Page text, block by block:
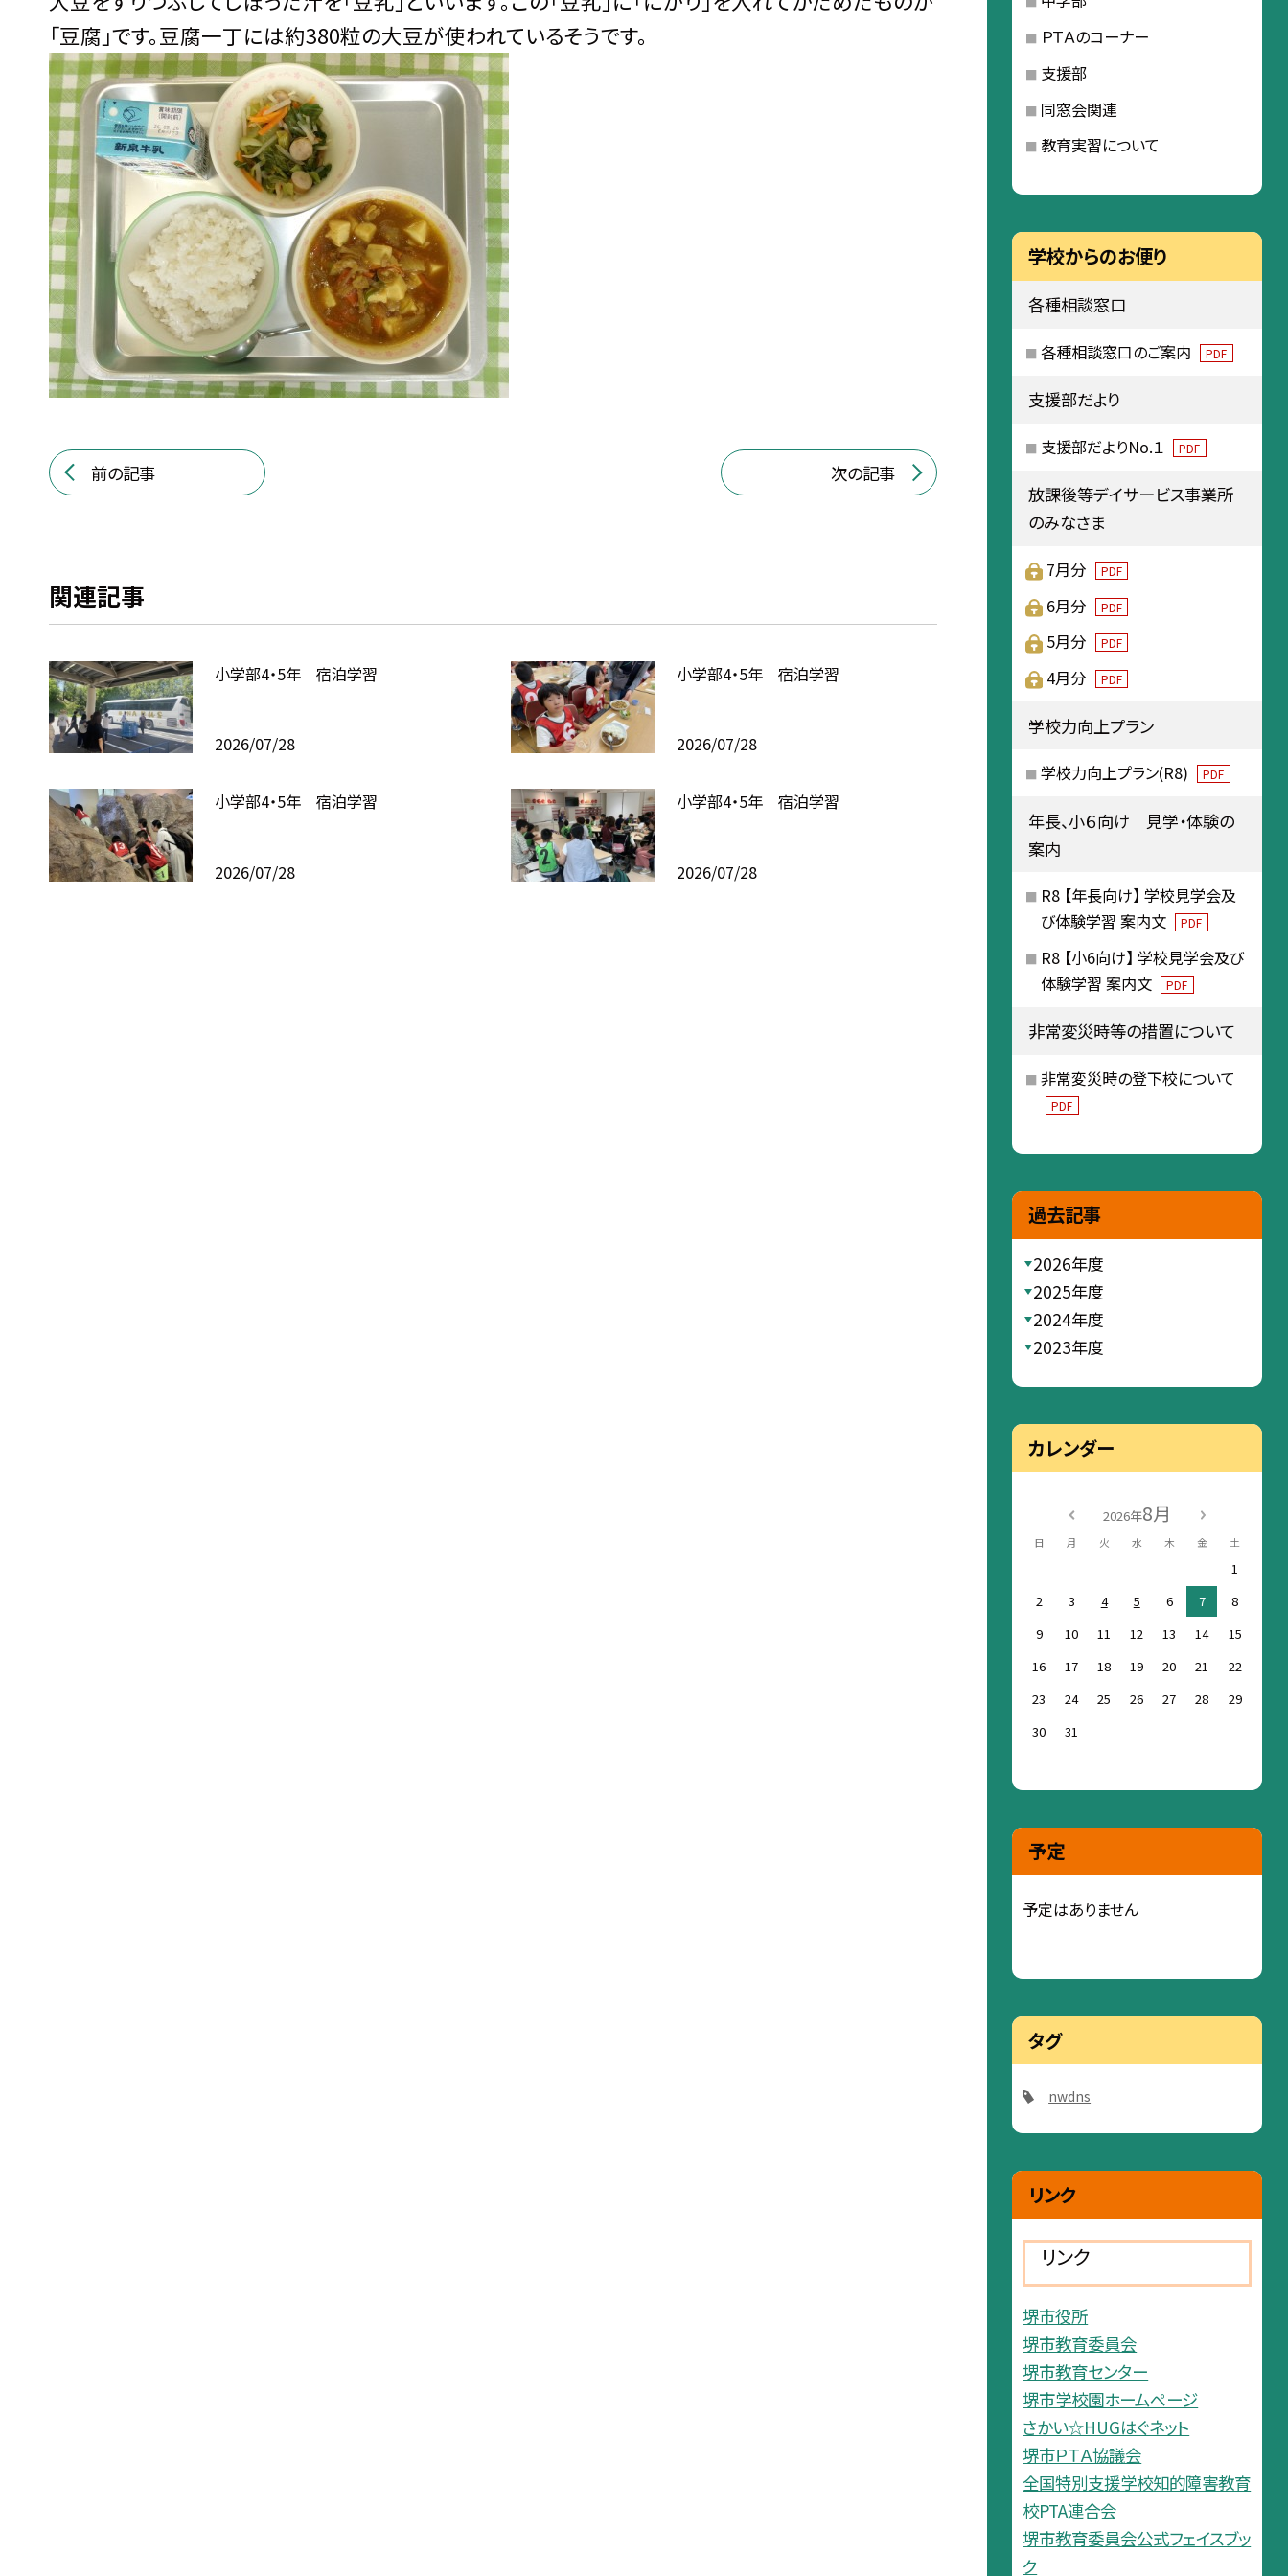
「豆腐」です。豆腐一丁には約380粒の大豆が使われているそうです。
前の記事 次の記事
関連記事
小学部4・5年 宿泊学習
2026/07/28
小学部4・5年 宿泊学習
2026/07/28
小学部4・5年 宿泊学習
2026/07/28
小学部4・5年 宿泊学習
2026/07/28
ＰＴＡのコーナー
支援部
同窓会関連
教育実習について
学校からのお便り
各種相談窓口
各種相談窓口のご案内 PDF
支援部だより
支援部だよりNo.１ PDF
放課後等デイサービス事業所
のみなさま
7月分 PDF
6月分 PDF
5月分 PDF
4月分 PDF
学校力向上プラン
学校力向上プラン(R8) PDF
年長、小６向け 見学・体験の
案内
R8 【年長向け】 学校見学会及
び体験学習 案内文
PDF
R8 【小6向け】 学校見学会及び
体験学習 案内文
PDF
非常変災時等の措置について
非常変災時の登下校について
PDF
過去記事
2026年度
2025年度
2024年度
2023年度
カレンダー
2026年8月
日 月 火 水 木 金 土
1
2
3 4 5 6 7
8
9
10 11 12 13 14
15
16
17 18 19 20 21
22
23
24 25 26 27 28
29
30
31
予定
予定はありません
タグ
nwdns
リンク
リンク
堺市役所
堺市教育委員会
堺市教育センター
堺市学校園ホームページ
さかい☆HUGはぐネット
堺市ＰＴＡ協議会
全国特別支援学校知的障害教育
校PTA連合会
堺市教育委員会公式フェイスブッ
ク